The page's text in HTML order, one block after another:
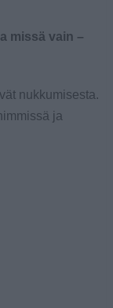
missä vain –
nukkumisesta.
ja